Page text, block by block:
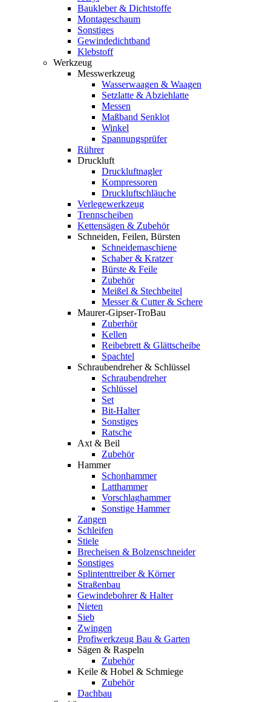
Baukleber & Dichtstoffe
Montageschaum
Sonstiges
Gewindedichtband
Klebstoff
Werkzeug
Messwerkzeug
Wasserwaagen & Waagen
Setzlatte & Abziehlatte
Messen
Maßband Senklot
Winkel
Spannungsprüfer
Rührer
Druckluft
Druckluftnagler
Kompressoren
Druckluftschläuche
Verlegewerkzeug
Trennscheiben
Kettensägen & Zubehör
Schneiden, Feilen, Bürsten
Schneidemaschiene
Schaber & Kratzer
Bürste & Feile
Zubehör
Meißel & Stechbeitel
Messer & Cutter & Schere
Maurer-Gipser-TroBau
Zuberhör
Kellen
Reibebrett & Glättscheibe
Spachtel
Schraubendreher & Schlüssel
Schraubendreher
Schlüssel
Set
Bit-Halter
Sonstiges
Ratsche
Axt & Beil
Zubehör
Hammer
Schonhammer
Latthammer
Vorschlaghammer
Sonstige Hammer
Zangen
Schleifen
Stiele
Brecheisen & Bolzenschneider
Sonstiges
Splintenttreiber & Körner
Straßenbau
Gewindebohrer & Halter
Nieten
Sieb
Zwingen
Profiwerkzeug Bau & Garten
Sägen & Raspeln
Zubehör
Keile & Hobel & Schmiege
Zubehör
Dachbau